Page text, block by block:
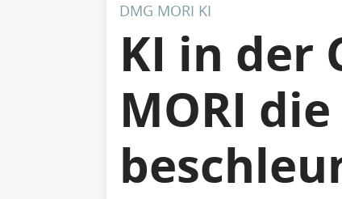
DMG MORI KI
KI in der
MORI